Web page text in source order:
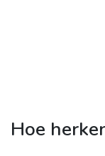
Hoe